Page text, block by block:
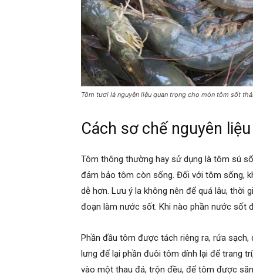
Tôm tươi là nguyên liệu quan trọng cho món tôm sốt
Cách sơ chế nguyên
Tôm thông thường hay sử dụng là tôm sú
đảm bảo tôm còn sống. Đối với tôm sống,
dễ hơn. Lưu ý la không nên để quá lâu, thời
đoạn làm nước sốt. Khi nào phần nước sốt
Phần đầu tôm được tách riêng ra, rửa
lưng để lại phần đuôi tôm dính lại để trang
vào một thau đá, trộn đều, để tôm được